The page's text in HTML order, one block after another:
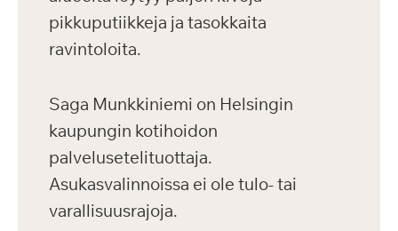
pikkuputiikkeja ja tasokkaita
ravintoloita.
Saga Munkkiniemi on Helsingin
kaupungin kotihoidon
palvelusetelituottaja.
Asukasvalinnoissa ei ole tulo- tai
varallisuusrajoja.